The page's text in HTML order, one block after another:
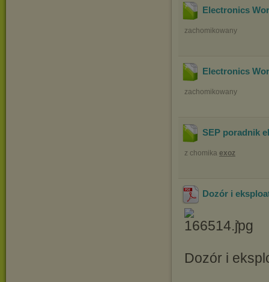
Electronics
zachomikowany
Electronics
zachomikowany
SEP poradnik
z chomika exoz
Dozór i
'
Dozór i